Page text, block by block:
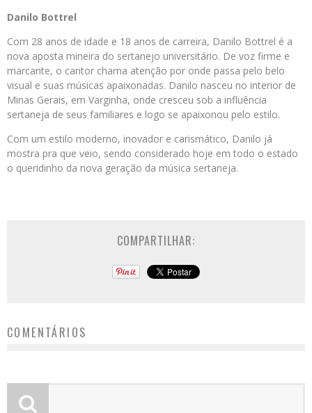
Danilo Bottrel
Com 28 anos de idade e 18 anos de carreira, Danilo Bottrel é a
nova aposta mineira do sertanejo universitário. De voz firme e
marcante, o cantor chama atenção por onde passa pelo belo
visual e suas músicas apaixonadas. Danilo nasceu no interior de
Minas Gerais, em Varginha, onde cresceu sob a influência
sertaneja de seus familiares e logo se apaixonou pelo estilo.
Com um estilo moderno, inovador e carismático, Danilo já
mostra pra que veio, sendo considerado hoje em todo o estado
o queridinho da nova geração da música sertaneja.
COMPARTILHAR:
COMENTÁRIOS